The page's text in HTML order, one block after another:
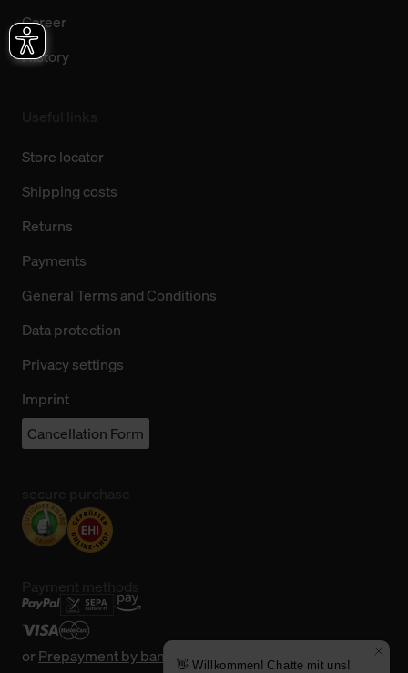
Career
History
Store locator
Shipping costs
Returns
Payments
General Terms and Conditions
Data protection
Privacy settings
Imprint
Cancellation Form
orPrepayment by bank transfer